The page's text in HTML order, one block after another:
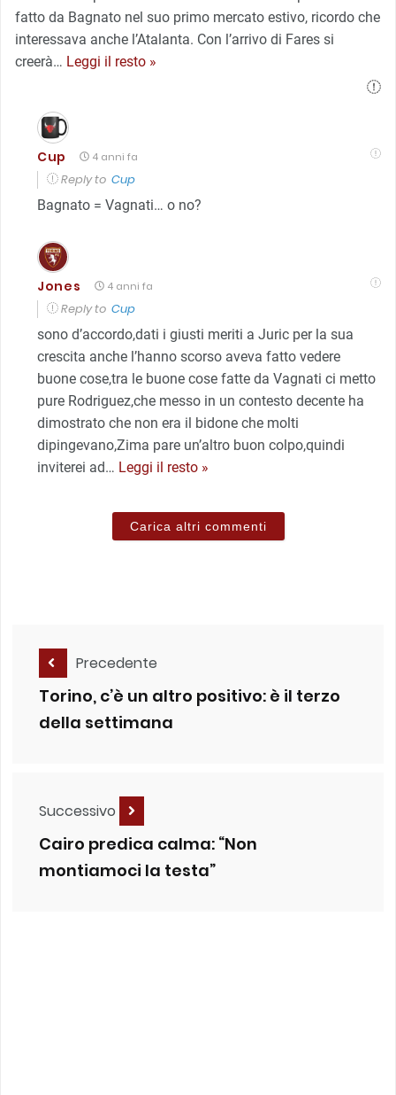
fatto da Bagnato nel suo primo mercato estivo, ricordo che
interessava anche l’Atalanta. Con l’arrivo di Fares si
creerà… Leggi il resto »
Cup 4 anni fa
Reply to Cup
Bagnato = Vagnati… o no?
Jones 4 anni fa
Reply to Cup
sono d’accordo,dati i giusti meriti a Juric per la sua
crescita anche l’hanno scorso aveva fatto vedere
buone cose,tra le buone cose fatte da Vagnati ci metto
pure Rodriguez,che messo in un contesto decente ha
dimostrato che non era il bidone che molti
dipingevano,Zima pare un’altro buon colpo,quindi
inviterei ad… Leggi il resto »
Carica altri commenti
Precedente
Torino, c’è un altro positivo: è il terzo
della settimana
Successivo
Cairo predica calma: “Non
montiamoci la testa”